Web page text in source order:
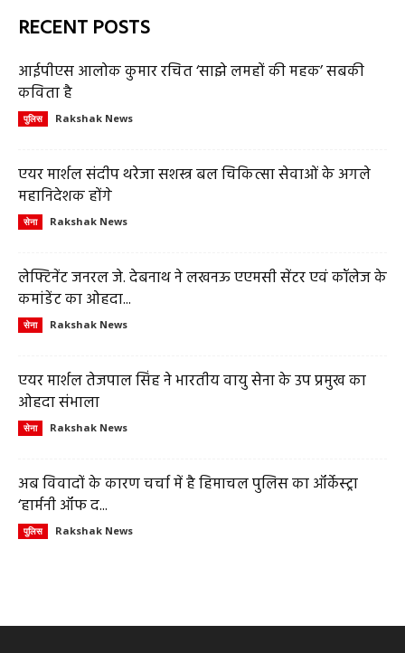
RECENT POSTS
आईपीएस आलोक कुमार रचित ‘साझे लमहों की महक’ सबकी
कविता है
पुलिस Rakshak News
एयर मार्शल संदीप थरेजा सशस्त्र बल चिकित्सा सेवाओं के अगले
महानिदेशक होंगे
सेना Rakshak News
लेफ्टिनेंट जनरल जे. देबनाथ ने लखनऊ एएमसी सेंटर एवं कॉलेज के
कमांडेंट का ओहदा...
सेना Rakshak News
एयर मार्शल तेजपाल सिंह ने भारतीय वायु सेना के उप प्रमुख का
ओहदा संभाला
सेना Rakshak News
अब विवादों के कारण चर्चा में है हिमाचल पुलिस का ऑर्केस्ट्रा
‘हार्मनी ऑफ द...
पुलिस Rakshak News